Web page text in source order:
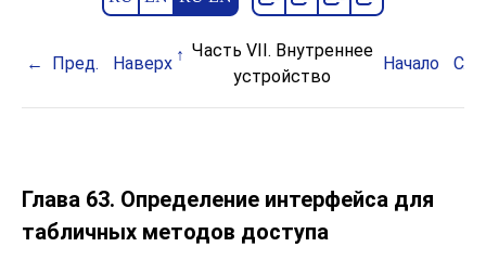
Пред. Наверх
Часть VII. Внутреннее
устройство
Начало
Глава 63. Определение интерфейса для
табличных методов доступа